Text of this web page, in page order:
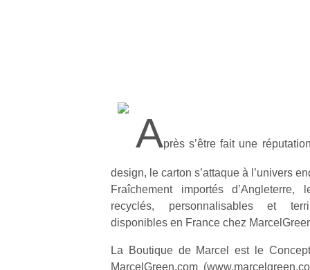
Après s’être fait une
design, le carton s’attaque à l’univers
Fraîchement importés
recyclés, personnalisables et
disponibles en France chez
La Boutique de Marcel est le
MarcelGreen.com